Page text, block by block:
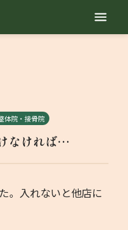
体院・接骨院
なければ…
。入れないと他店に